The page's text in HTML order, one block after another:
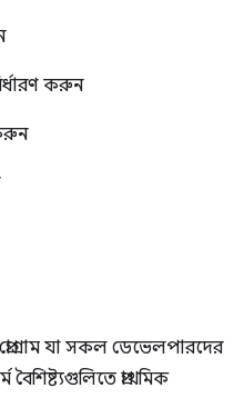
করুন
যা সকল ডেভেলপারদের
প্রাথমিক